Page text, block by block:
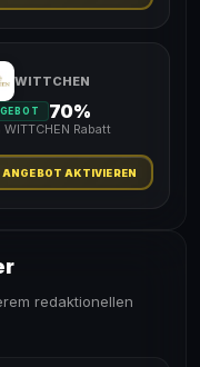
WITTCHEN
70%
WITTCHEN Rabatt
ANGEBOT AKTIVIEREN
redaktionellen